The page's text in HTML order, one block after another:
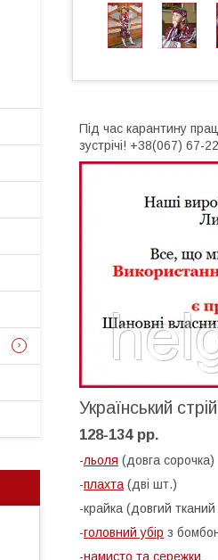
Під час карантину
зустрічі! +38(067) 67-
Український
128-134 рр.
-льоля (довга сорочка)
-плахта (дві шт.)
-крайка (довгий тканий
-головний убір з
-намисто та сережки